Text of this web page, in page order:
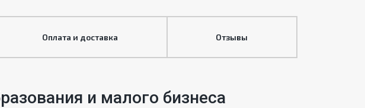
Оплата и доставка Отзывы
и малого бизнеса